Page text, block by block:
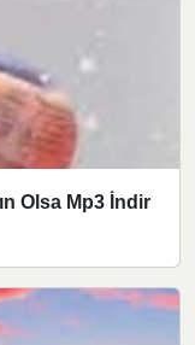
Olsa Mp3 İndir